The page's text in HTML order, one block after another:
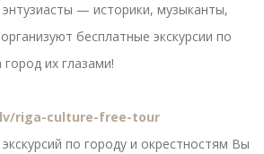
— историки, музыканты,
бесплатные экскурсии по
их глазами!
riga-culture-free-tour
по городу и окрестностям Вы